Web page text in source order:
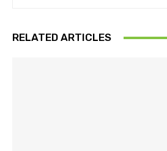
RELATED ARTICLES